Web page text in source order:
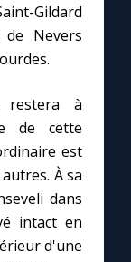
Gildard
Nevers
restera à
de cette
est
À sa
dans
intact en
d'une